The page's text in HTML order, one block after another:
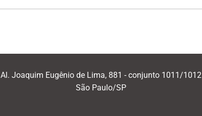
Al. Joaquim Eugênio de Lima, 881 - conjunto 1011/1012
São Paulo/SP